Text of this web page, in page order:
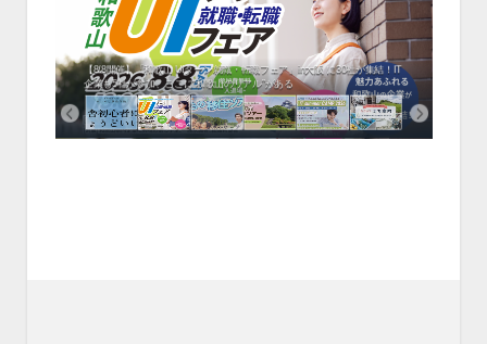
【8/8開催】「和歌山 UIターン就職・転職フェア」in大阪 に30社が集結！IT
企業も5社が参加、ここに“和歌山のリアル”がある